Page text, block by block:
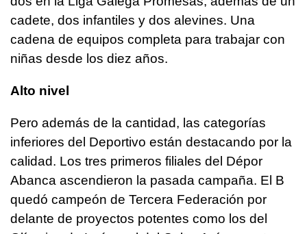
cadete, dos infantiles y dos alevines. Una
cadena de equipos completa para trabajar con
niñas desde los diez años.
Alto nivel
Pero además de la cantidad, las categorías
inferiores del Deportivo están destacando por la
calidad. Los tres primeros filiales del Dépor
Abanca ascendieron la pasada campaña. El B
quedó campeón de Tercera Federación por
delante de proyectos potentes como los del